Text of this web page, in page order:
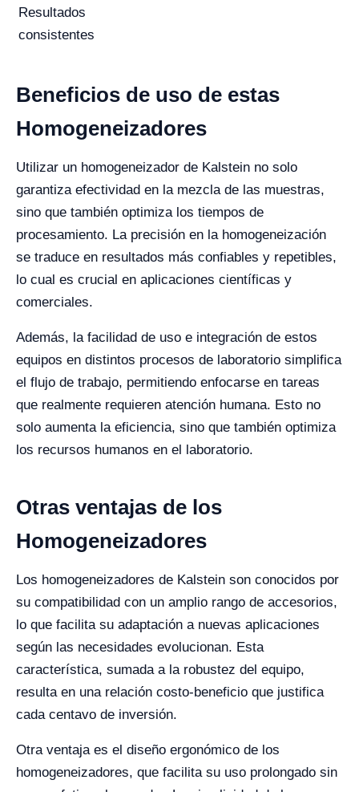
Resultados
consistentes
Beneficios de uso de estas
Homogeneizadores
Utilizar un homogeneizador de Kalstein no solo
garantiza efectividad en la mezcla de las muestras,
sino que también optimiza los tiempos de
procesamiento. La precisión en la homogeneización
se traduce en resultados más confiables y repetibles,
lo cual es crucial en aplicaciones científicas y
comerciales.
Además, la facilidad de uso e integración de estos
equipos en distintos procesos de laboratorio simplifica
el flujo de trabajo, permitiendo enfocarse en tareas
que realmente requieren atención humana. Esto no
solo aumenta la eficiencia, sino que también optimiza
los recursos humanos en el laboratorio.
Otras ventajas de los
Homogeneizadores
Los homogeneizadores de Kalstein son conocidos por
su compatibilidad con un amplio rango de accesorios,
lo que facilita su adaptación a nuevas aplicaciones
según las necesidades evolucionan. Esta
característica, sumada a la robustez del equipo,
resulta en una relación costo-beneficio que justifica
cada centavo de inversión.
Otra ventaja es el diseño ergonómico de los
homogeneizadores, que facilita su uso prolongado sin